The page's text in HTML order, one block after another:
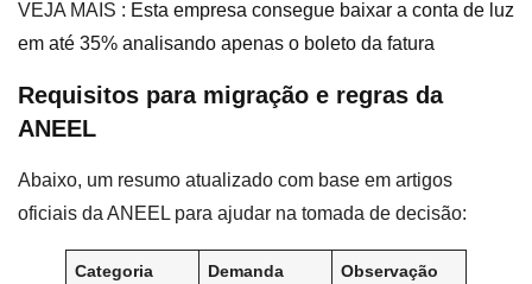
VEJA MAIS : Esta empresa consegue baixar a conta de luz
em até 35% analisando apenas o boleto da fatura
Requisitos para migração e regras da
ANEEL
Abaixo, um resumo atualizado com base em artigos
oficiais da ANEEL para ajudar na tomada de decisão:
Categoria
Demanda
Observação